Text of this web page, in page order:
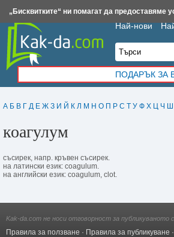
А Б В Г Д Е Ж З И Й К Л М Н О П Р С Т У Ф Х Ц Ч Ш
коагулум
съсирек, напр. кръвен съсирек.
на латински език: coagulum.
на английски език: coagulum, clot.
Най-нови
ПОДАРЪК ЗА
Insert.bg Framar.bg Kak-da.com
Kak-da.com не носи отговорност за
Правила за ползване · Правила за публикуване ·
„Бисквитките“ ни помагат да предоставяме